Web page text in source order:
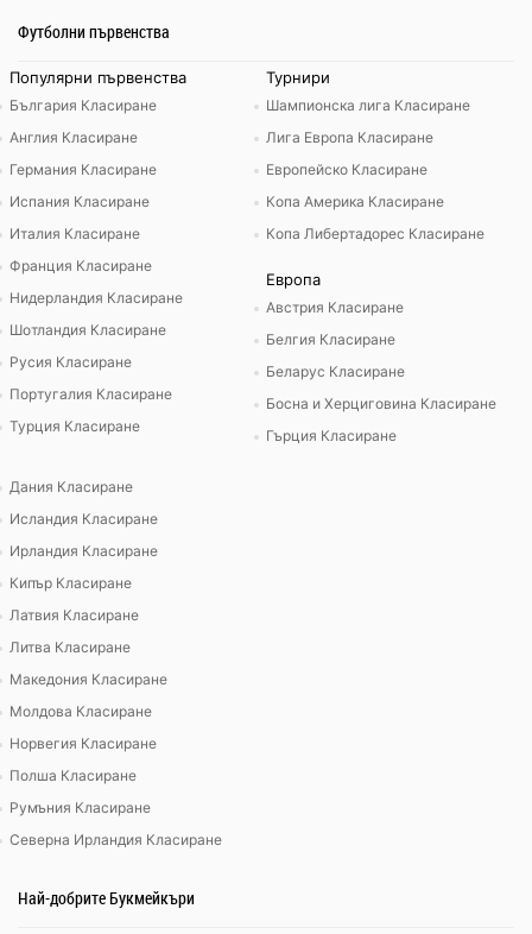
Футболни първенства
Популярни първенства
България Класиране
Англия Класиране
Германия Класиране
Испания Класиране
Италия Класиране
Франция Класиране
Нидерландия Класиране
Шотландия Класиране
Русия Класиране
Португалия Класиране
Турция Класиране
Турнири
Шампионска лига Класиране
Лига Европа Класиране
Европейско Класиране
Копа Америка Класиране
Копа Либертадорес Класиране
Европа
Австрия Класиране
Белгия Класиране
Беларус Класиране
Босна и Херциговина Класиране
Гърция Класиране
Дания Класиране
Исландия Класиране
Ирландия Класиране
Кипър Класиране
Латвия Класиране
Литва Класиране
Македония Класиране
Молдова Класиране
Норвегия Класиране
Полша Класиране
Румъния Класиране
Северна Ирландия Класиране
Най-добрите Букмейкъри